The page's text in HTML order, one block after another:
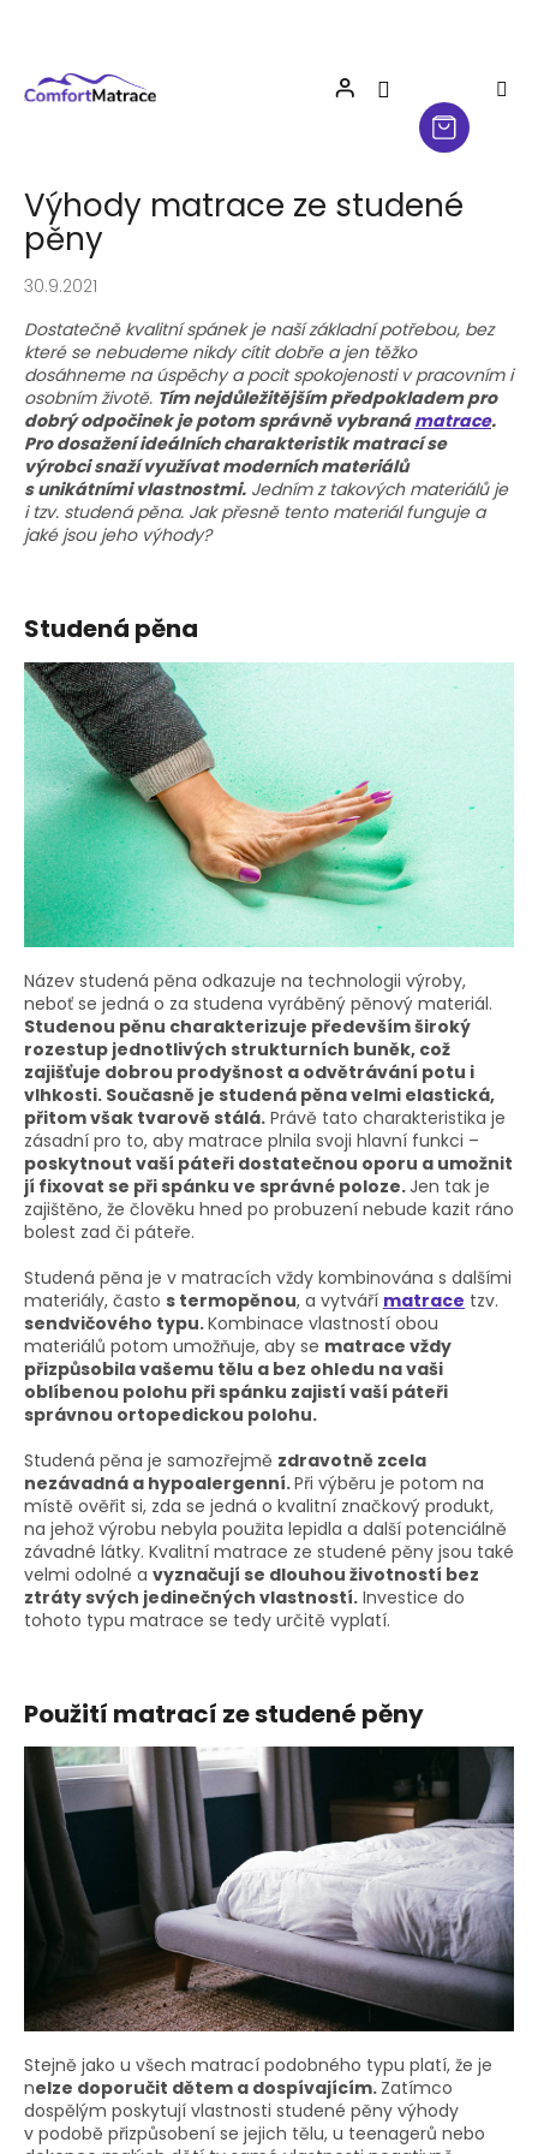
Výhody matrace ze studené
pěny
30.9.2021
Dostatečně kvalitní spánek je naší základní potřebou, bez
které se nebudeme nikdy cítit dobře a jen těžko
dosáhneme na úspěchy a pocit spokojenosti v pracovním i
osobním životě. Tím nejdůležitějším předpokladem pro
dobrý odpočinek je potom správně vybranámatrace.
Pro dosažení ideálních charakteristik matrací se
výrobci snaží využívat moderních materiálů
s unikátními vlastnostmi. Jedním z takových materiálů je
i tzv. studená pěna. Jak přesně tento materiál funguje a
jaké jsou jeho výhody?
Studená pěna
Název studená pěna odkazuje na technologii výroby,
neboť se jedná o za studena vyráběný pěnový materiál.
Studenou pěnu charakterizuje především široký
rozestup jednotlivých strukturních buněk, což
zajišťuje dobrou prodyšnost a odvětrávání potu i
vlhkosti. Současně je studená pěna velmi elastická,
přitom však tvarově stálá. Právě tato charakteristika je
zásadní pro to, aby matrace plnila svoji hlavní funkci –
poskytnout vaší páteři dostatečnou oporu a umožnit
jí fixovat se při spánku ve správné poloze.Jen tak je
zajištěno, že člověku hned po probuzení nebude kazit ráno
bolest zad či páteře.
Studená pěna je v matracích vždy kombinována s dalšími
materiály, často s termopěnou, a vytváří matrace tzv.
sendvičového typu.Kombinace vlastností obou
materiálů potom umožňuje, aby se matrace vždy
přizpůsobila vašemu tělu a bez ohledu na vaši
oblíbenou polohu při spánku zajistí vaší páteři
správnou ortopedickou polohu.
Studená pěna je samozřejmě zdravotně zcela
nezávadná a hypoalergenní.Při výběru je potom na
místě ověřit si, zda se jedná o kvalitní značkový produkt,
na jehož výrobu nebyla použita lepidla a další potenciálně
závadné látky. Kvalitní matrace ze studené pěny jsou také
velmi odolné a vyznačují se dlouhou životností bez
ztráty svých jedinečných vlastností. Investice do
tohoto typu matrace se tedy určitě vyplatí.
Použití matrací ze studené pěny
Stejně jako u všech matrací podobného typu platí, že je
nelze doporučit dětem a dospívajícím. Zatímco
dospělým poskytují vlastnosti studené pěny výhody
v podobě přizpůsobení se jejich tělu, u teenagerů nebo